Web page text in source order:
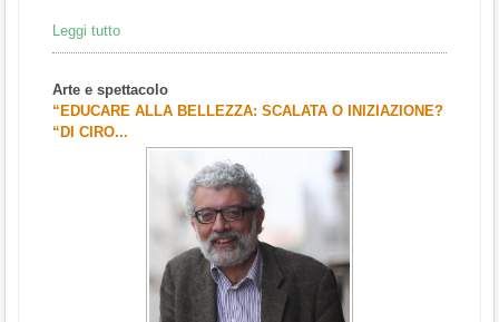
Leggi tutto
Arte e spettacolo
“EDUCARE ALLA BELLEZZA: SCALATA O INIZIAZIONE?
“DI CIRO...